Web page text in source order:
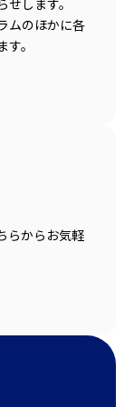
します。
ムのほかに各
。
らからお気軽